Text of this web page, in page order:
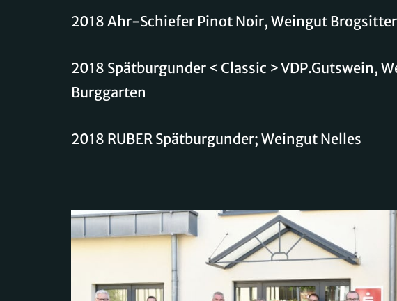
2018 Ahr-Schiefer Pinot Noir, Weingut Brogsitter
2018 Spätburgunder < Classic > VDP.Gutswein,
Burggarten
2018 RUBER Spätburgunder; Weingut Nelles